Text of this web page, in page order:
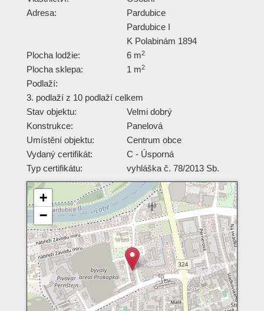
Adresa:
Pardubice
Pardubice I
K Polabinám 1894
Plocha lodžie:
6 m2
Plocha sklepa: 1 m2
Podlaží:
3. podlaží z 10 podlaží celkem
Stav objektu:
Velmi dobrý
Konstrukce:
Panelová
Umístění objektu:
Centrum obce
Vydaný certifikát:
C - Úsporná
Typ certifikátu:
vyhláška č. 78/2013 Sb.
+
−